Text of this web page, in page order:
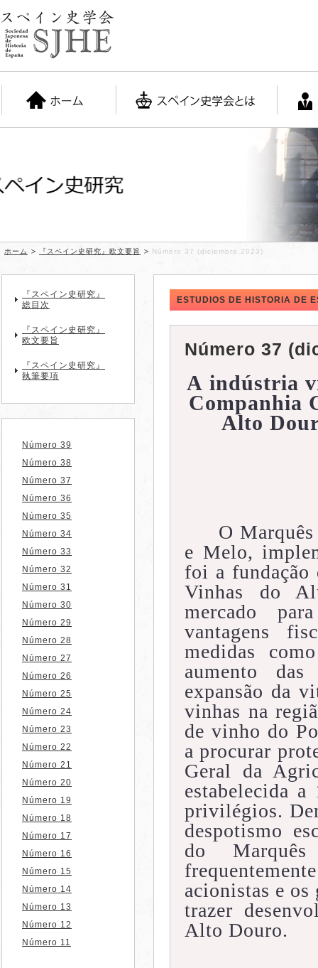
ホーム 『スペイン史研究』欧文要旨 Número 37 (diciembre 2023)
ESTUDIOS DE HISTORIA DE
Número 37
A indústria
Companhia
Alto
O
e Melo,
foi a fundação
Vinhas do
mercado
vantagens
medidas
aumento
expansão da
vinhas na
de vinho do
a procurar
Geral da
estabelecida
privilégios.
despotismo
do
acionistas e os
trazer
Alto Douro.
『スペイン史研究』
総目次
『スペイン史研究』
欧文要旨
『スペイン史研究』
執筆要項
Número 39
Número 38
Número 37
Número 36
Número 35
Número 34
Número 33
Número 32
Número 31
Número 30
Número 29
Número 28
Número 27
Número 26
Número 25
Número 24
Número 23
Número 22
Número 21
Número 20
Número 19
Número 18
Número 17
Número 16
Número 15
Número 14
Número 13
Número 12
Número 11